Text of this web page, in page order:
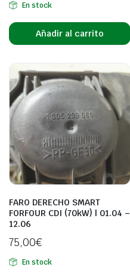
En stock
Añadir al carrito
FARO DERECHO SMART
FORFOUR CDI (70kW) | 01.04 –
12.06
75,00€
En stock